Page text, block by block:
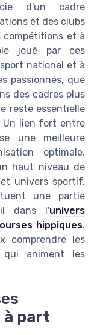
d'un cadre
et des clubs
compétitions et à
joué par ces
national et à
passionnés, que
des cadres plus
reste essentielle
Un lien fort entre
une meilleure
optimale,
haut niveau de
univers sportif,
une partie
dans l'univers
hippiques.
comprendre les
animent les
à part